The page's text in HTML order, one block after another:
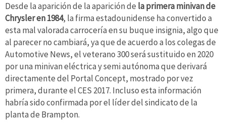
Desde la aparición de la aparición de la primera minivan de
Chrysler en 1984, la firma estadounidense ha convertido a
esta mal valorada carrocería en su buque insignia, algo que
al parecer no cambiará, ya que de acuerdo a los colegas de
Automotive News, el veterano 300 será sustituido en 2020
por una minivan eléctrica y semi autónoma que derivará
directamente del Portal Concept, mostrado por vez
primera, durante el CES 2017. Incluso esta información
habría sido confirmada por el líder del sindicato de la
planta de Brampton.